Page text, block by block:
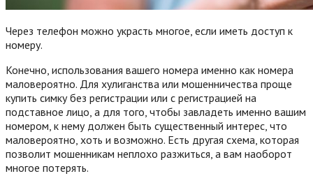
Через телефон можно украсть многое, если иметь доступ к
номеру.
Конечно, использования вашего номера именно как номера
маловероятно. Для хулиганства или мошенничества проще
купить симку без регистрации или с регистрацией на
подставное лицо, а для того, чтобы завладеть именно вашим
номером, к нему должен быть существенный интерес, что
маловероятно, хоть и возможно. Есть другая схема, которая
позволит мошенникам неплохо разжиться, а вам наоборот
многое потерять.